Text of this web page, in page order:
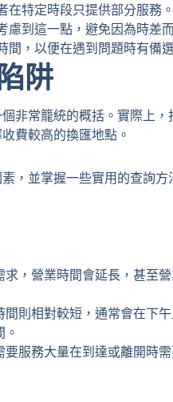
特定時段只提供部分服務。
到這一點，避免因為時差
，以便在遇到問題時有備
阱
非常籠統的概括。實際上
費較高的換匯地點。
，並掌握一些實用的查詢
，營業時間會延長，甚至
則相對較短，通常會在下
服務大量在到達或離開時